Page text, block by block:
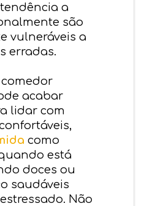
a
são
vulneráveis a
erradas.
comedor
acabar
lidar com
como
está
doces ou
saudáveis
Não